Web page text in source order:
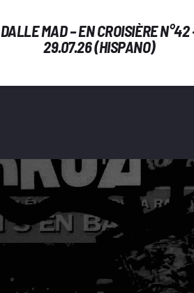
DALLE MAD – EN CROISIÈRE N°42
29.07.26 (HISPANO)